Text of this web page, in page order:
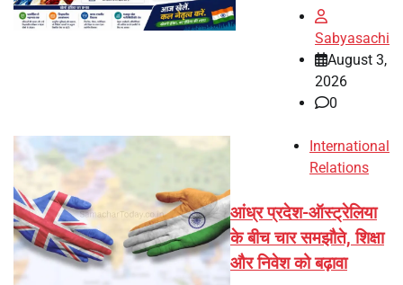
Sabyasachi
August 3,
2026
0
International
Relations
आंध्र प्रदेश-ऑस्ट्रेलिया
के बीच चार समझौते, शिक्षा
और निवेश को बढ़ावा